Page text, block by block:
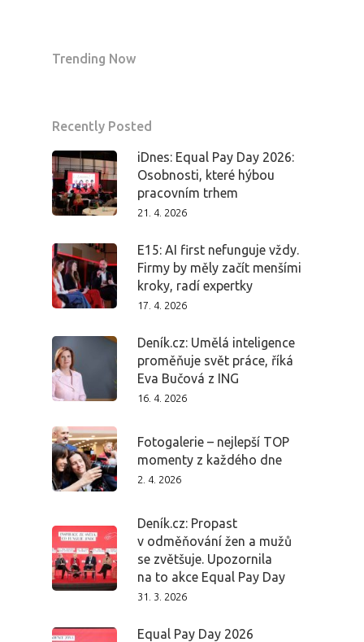
Trending Now
Recently Posted
iDnes: Equal Pay Day 2026:
Osobnosti, které hýbou
pracovním trhem
21. 4. 2026
E15: AI first nefunguje vždy.
Firmy by měly začít menšími
kroky, radí expertky
17. 4. 2026
Deník.cz: Umělá inteligence
proměňuje svět práce, říká
Eva Bučová z ING
16. 4. 2026
Fotogalerie – nejlepší TOP
momenty z každého dne
2. 4. 2026
Deník.cz: Propast
v odměňování žen a mužů
se zvětšuje. Upozornila
na to akce Equal Pay Day
31. 3. 2026
Equal Pay Day 2026